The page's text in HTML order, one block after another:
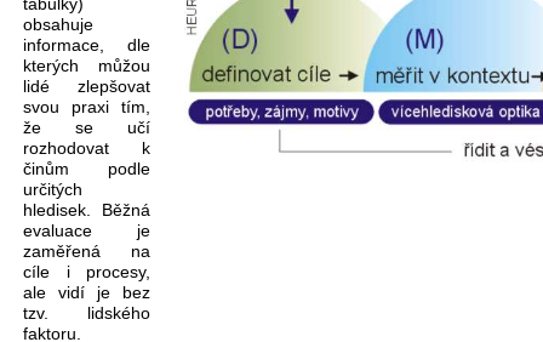
obsahuje
informace, dle
kterých můžou
lidé zlepšovat
svou praxi tím,
že se učí
rozhodovat k
činům podle
určitých
hledisek. Běžná
evaluace je
zaměřená na
cíle i procesy,
ale vidí je bez
tzv. lidského
faktoru.